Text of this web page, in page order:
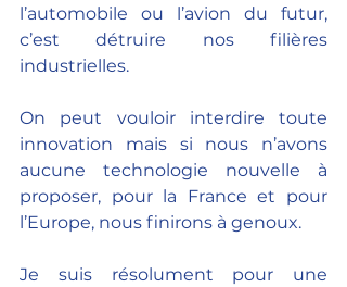
l’automobile ou l’avion du futur,
c’est détruire nos filières
industrielles.
On peut vouloir interdire toute
innovation mais si nous n’avons
aucune technologie nouvelle à
proposer, pour la France et pour
l’Europe, nous finirons à genoux.
Je suis résolument pour une